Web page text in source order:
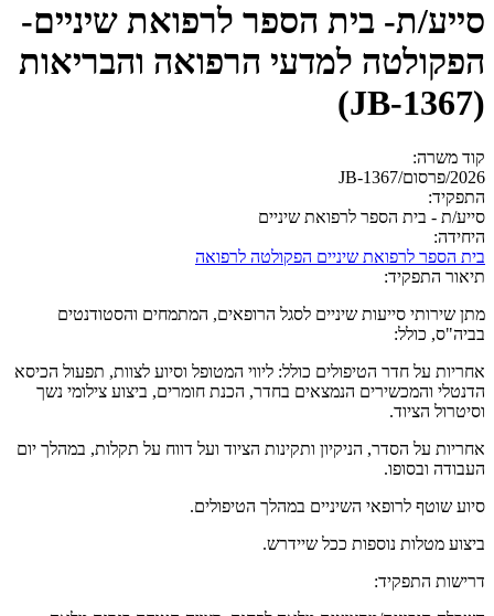
סייע/ת- בית הספר לרפואת שיניים-
הפקולטה למדעי הרפואה והבריאות
(JB-1367)
קוד משרה:
2026/פרסום/JB-1367
התפקיד:
סייע/ת - בית הספר לרפואת שיניים
היחידה:
בית הספר לרפואת שיניים הפקולטה לרפואה
תיאור התפקיד:
מתן שירותי סייעות שיניים לסגל הרופאים, המתמחים והסטודנטים
בביה"ס, כולל:
אחריות על חדר הטיפולים כולל: ליווי המטופל וסיוע לצוות, תפעול הכיסא
הדנטלי והמכשירים הנמצאים בחדר, הכנת חומרים, ביצוע צילומי נשך
וסיטרול הציוד.
אחריות על הסדר, הניקיון ותקינות הציוד ועל דווח על תקלות, במהלך יום
העבודה ובסופו.
סיוע שוטף לרופאי השיניים במהלך הטיפולים.
ביצוע מטלות נוספות ככל שיידרש.
דרישות התפקיד: